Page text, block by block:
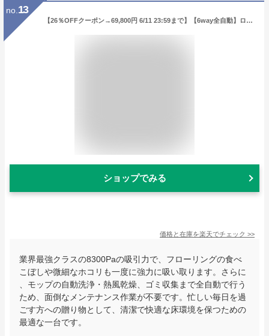
no. 13
【26％OFFクーポン→69,800円 6/11 23:59まで】【6way全自動】ロボット掃除機 水拭き両用 Dreame X30 Ultra 8300Pa 強力吸引 自動ゴミ収集 モップ60℃温水洗浄 熱風乾燥 見守りカメラ AI障害物回避 モップ伸縮 お掃除ロボット 掃除機 ドリーミー
ショップでみる
価格と在庫を楽天でチェック >>
業界最強クラスの8300Paの吸引力で、フローリングの食べ
こぼしや微細なホコリも一度に強力に吸い取ります。さらに
、モップの自動洗浄・熱風乾燥、ゴミ収集まで全自動で行う
ため、面倒なメンテナンス作業が不要です。忙しい毎日を過
ごす方への贈り物として、清潔で快適な床環境を保つための
最適な一台です。